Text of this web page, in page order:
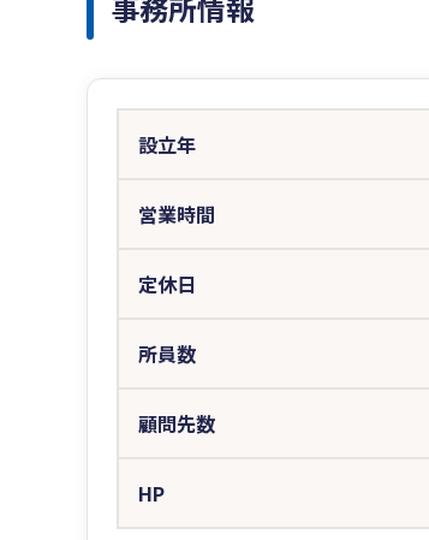
設立年
営業時間
定休日
所員数
顧問先数
HP